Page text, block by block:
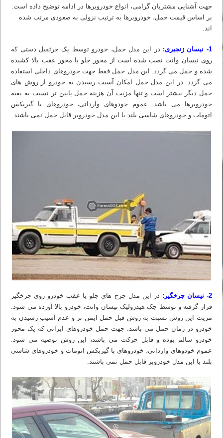
جهت آشنایی مشتریان گرامی، انواع خودروبرها در ادامه توضیح داده است.
بر اساس قیمت حمل، خودروبرها به ترتیب نزولی به صعودی مرتب شده
اند.
1- نیسان زنجیری:
در این مدل حمل، خودرو توسط یک جرثقیل دستی که
روی نیسان وانت نصب شده است از محور جلو یا محور عقب بالا کشیده
شده و حمل می گردد. این مدل حمل فقط جهت خودروهای داخلی استفاده
می گردد. در این مدل حمل امکان آسیب رسیدن به خودرو از روش های
حمل دیگر بیشتر است و تنها مزیت آن هزینه حمل پایین تر نسبت به بقیه
خودروبرها می باشد. عموم خودوهای وارداتی، خودروهای با گیربکس
اتومات و خودروهای شاسی بلند با این مدل خودروبر قابل حمل نمی باشند.
2- نیسان چرخگیر:
در این مدل چرخ های جلو یا عقب خودرو روی چرخگیر
قرار گرفته و توسط جک هیدرولیک نیسان وانت، خودرو بالا آورده می شود.
مزیت این روش نسبت به روش قبل حمل ایمن تر و عدم آسیب رسیدن به
خودرو در زمان حمل می باشد. جهت حمل خودروهای ایرانی که یک محور
خودرو سالم بوده و قابل حرکت می باشد، این روش توصیه می شود.
عموم خودوهای وارداتی، خودروهای با گیربکس اتومات و خودروهای شاسی
بلند با این مدل خودروبر قابل حمل نمی باشند.